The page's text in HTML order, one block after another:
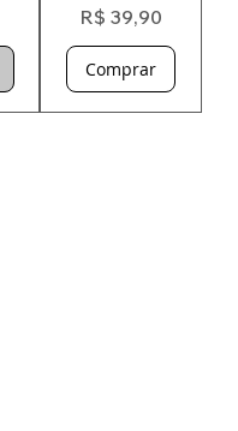
Preço
R$ 39,90
Comprar